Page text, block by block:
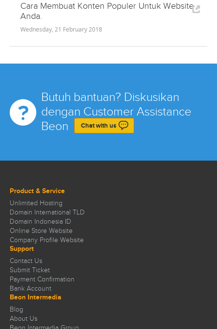
Cara Membuat Konten Populer Untuk Website
Anda.
Wednesday, 21 February 2018
Butuh bantuan? Diskusikan
dengan Customer Assistance
Beon
Chat with us
Product & Service
Unlimited Hosting
Domain International TLD
Domain Indonesia ID
Online Store Website
Company Profile Website
Support
Contact Us
Submit Ticket
Payment Confirmation
Bank Account
Beon Intermedia
Blog
About Us